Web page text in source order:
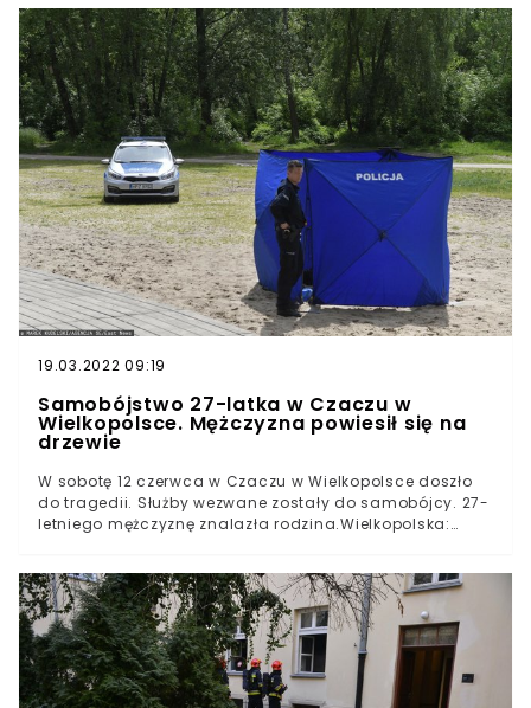
ulewnego deszczu - przekazuje wtv.pl rzecznik
poznańskiej straży st. kpt. Michał Kucierski.Poznań
znalazł się w zasięgu silnych burz. Straż ma w związku z
gwałtownymi wyładowaniami atmosferycznymi oraz
silnymi opadami deszczu mnóstwo pracy.Rzecznik KM
PSP st. kpt. Michał Kucierski wprost przyznaje, że zdarzeń
jest wyjątkowo dużo. - Mamy blisko 100 interwencji, nie
wiemy, w co ręce włożyć. Całe miasto jeździ, cały
Poznań jeździ - mówi dla wtv.pl strażak.Poznań.
pic.twitter.com/hRH59DaVGO— Jan Józefowski
(@jan_jozefowski) June 22, 2021
19.03.2022 09:19
Samobójstwo 27-latka w Czaczu w
Wielkopolsce. Mężczyzna powiesił się na
drzewie
W sobotę 12 czerwca w Czaczu w Wielkopolsce doszło
do tragedii. Służby wezwane zostały do samobójcy. 27-
letniego mężczyznę znalazła rodzina.Wielkopolska:
mężczyzna postanowił powiesić się na drzewie
rosnącym nad rzeką.Po zaalarmowaniu przez rodzinę
27-letniego mężczyzny wielkopolskie służby
natychmiast zjawiły się na miejscu. Ciało zwisało na
linie nad rzeką Samicą.Dalsza częśc artykułu pod
materiałem wideo.